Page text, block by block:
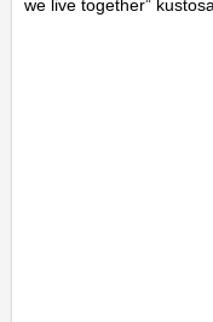
we live together”